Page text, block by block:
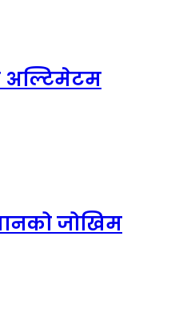
अल्टिमेटम
जोखिम